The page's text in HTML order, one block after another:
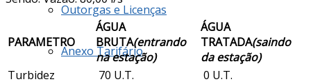
Outorgas e Licenças
Anexo Tarifário
PARAMETRO
ÁGUA
BRUTA(entrando
na estação)
ÁGUA
TRATADA(saindo
da estação)
Turbidez
70 U.T.
0 U.T.